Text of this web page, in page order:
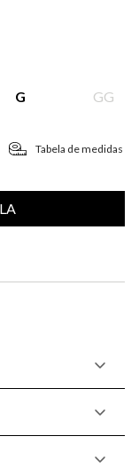
G GG
Tabela de medidas